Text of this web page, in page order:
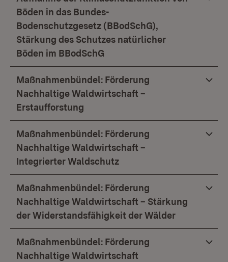
Böden in das Bundes-
Bodenschutzgesetz (BBodSchG),
Stärkung des Schutzes natürlicher
Böden im BBodSchG
Maßnahmenbündel: Förderung
Nachhaltige Waldwirtschaft –
Erstaufforstung
Maßnahmenbündel: Förderung
Nachhaltige Waldwirtschaft –
Integrierter Waldschutz
Maßnahmenbündel: Förderung
Nachhaltige Waldwirtschaft – Stärkung
der Widerstandsfähigkeit der Wälder
Maßnahmenbündel: Förderung
Nachhaltige Waldwirtschaft